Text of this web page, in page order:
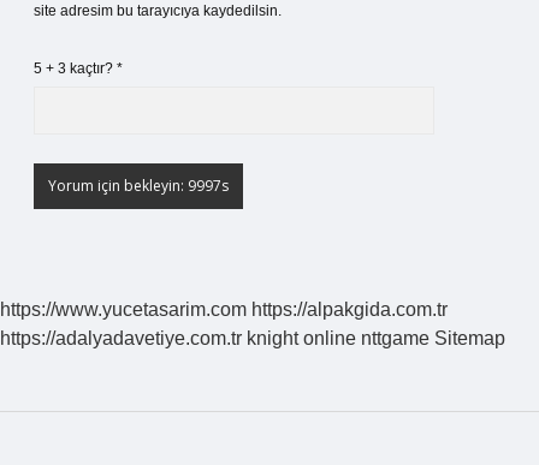
site adresim bu tarayıcıya kaydedilsin.
5 + 3 kaçtır? *
https://www.yucetasarim.com https://alpakgida.com.tr
https://adalyadavetiye.com.tr knight online nttgame Sitemap